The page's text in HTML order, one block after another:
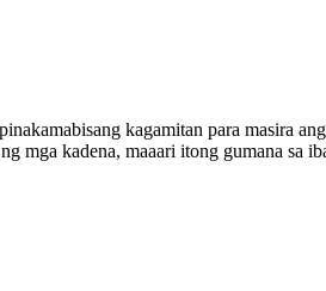
kagamitan para masira
mga kadena, maaari itong gumana sa